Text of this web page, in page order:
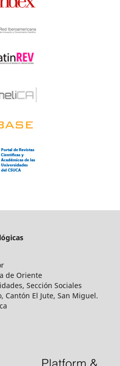
de Oriente
Sección Sociales
Cantón El Jute, San Miguel.